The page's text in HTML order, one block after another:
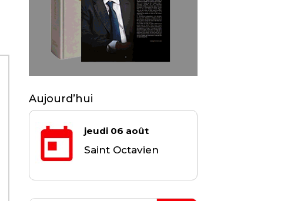
Aujourd’hui
jeudi 06 août
Saint Octavien